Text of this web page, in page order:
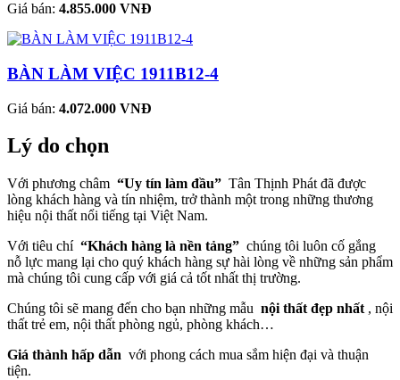
Giá bán: 4.855.000 VNĐ
BÀN LÀM VIỆC 1911B12-4
Giá bán: 4.072.000 VNĐ
Lý do chọn
Với phương châm “Uy tín làm đầu” Tân Thịnh Phát đã được
lòng khách hàng và tín nhiệm, trở thành một trong những thương
hiệu nội thất nổi tiếng tại Việt Nam.
Với tiêu chí “Khách hàng là nền tảng” chúng tôi luôn cố gắng
nỗ lực mang lại cho quý khách hàng sự hài lòng về những sản phẩm
mà chúng tôi cung cấp với giá cả tốt nhất thị trường.
Chúng tôi sẽ mang đến cho bạn những mẫu nội thất đẹp nhất , nội
thất trẻ em, nội thất phòng ngủ, phòng khách…
Giá thành hấp dẫn với phong cách mua sắm hiện đại và thuận
tiện.